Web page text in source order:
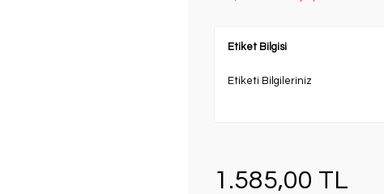
Etiket Bilgisi
Etiketi Bilgileriniz
1.585,00 TL